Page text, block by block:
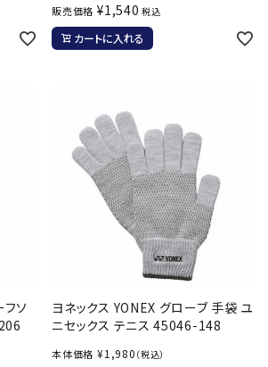
ソックス
その他アクセサリー
販売価格 ¥1,540 税込
カートに入れる
ソ
ヨネックス YONEX グローブ 手袋 ユ
ニセックス テニス 45046-148
本体価格 ¥1,980 （税込）